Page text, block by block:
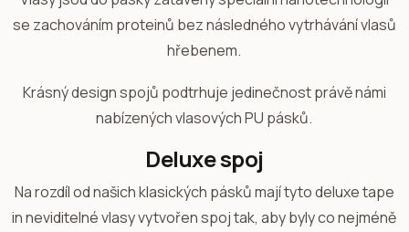
se zachováním proteinů bez následného vytrhávání vlasů
hřebenem.
Krásný design spojů podtrhuje jedinečnost právě námi
nabízených vlasových PU pásků.
Deluxe spoj
Na rozdíl od našich klasických pásků mají tyto deluxe tape
in neviditelné vlasy vytvořen spoj tak, aby byly co nejméně